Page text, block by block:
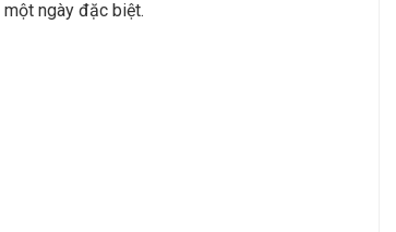
ngày đặc biệt.